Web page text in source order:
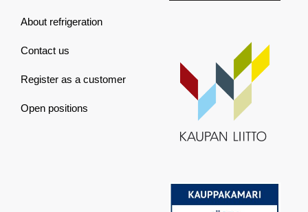
About refrigeration
Contact us
Register as a customer
Open positions